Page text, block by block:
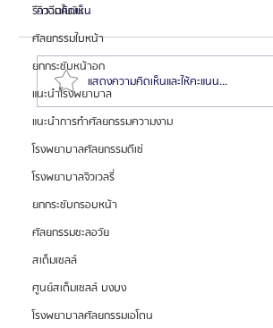
รีวิวฉีดไขมัน
ศัลยกรรมใบหน้า
ยกกระชับหน้าอก
แนะนำโรงพยาบาล
แนะนำการทำศัลยกรรมความงาม
โรงพยาบาลศัลยกรรมดีเซ่
โรงพยาบาลจิวเวลรี่
ยกกระชับกรอบหน้า
ศัลยกรรมชะลอวัย
สเต็มเซลล์
ศูนย์สเต็มเซลล์ บงบง
โรงพยาบาลศัลยกรรมเอโตน
แนะนำศัลยแพทย์ : ดร. คิม ฮโยฮอน
Hyoheon)
ความคิดเห็น
แสดงความคิดเห็นและให้คะแนน...